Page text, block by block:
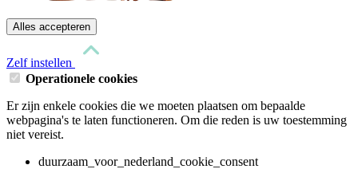
Alles accepteren
Zelf instellen
Operationele cookies
Er zijn enkele cookies die we moeten plaatsen om bepaalde
webpagina's te laten functioneren. Om die reden is uw toestemming
niet vereist.
duurzaam_voor_nederland_cookie_consent